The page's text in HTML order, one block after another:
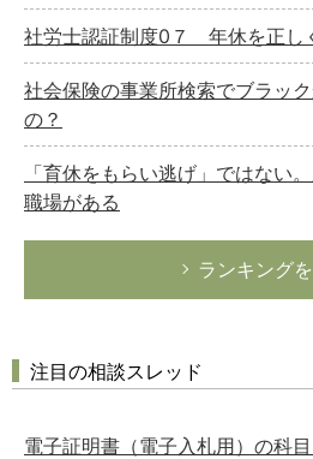
社労士認証制度0７ 年休を正し
社会保険の事業所検索でブラッ
の？
「育休をもらい逃げ」ではない
職場がある
ランキング
注目の相談スレッド
電子証明書（電子入札用）の科